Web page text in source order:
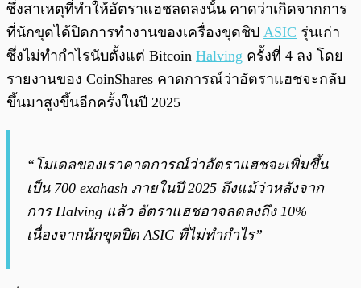
ซึ่งสาเหตุที่ทำให้อัตราแฮชลดลงนั้น คาดว่าเกิดจากการ
ที่นักขุดได้ปิดการทำงานของเครื่องขุดชิป ASIC รุ่นเก่า
ซึ่งไม่ทำกำไรนับตั้งแต่ Bitcoin Halving ครั้งที่ 4 ลง โดย
รายงานของ CoinShares คาดการณ์ว่าอัตราแฮชจะกลับ
ขึ้นมาสูงขึ้นอีกครั้งในปี 2025
“โมเดลของเราคาดการณ์ว่าอัตราแฮชจะเพิ่มขึ้น
เป็น 700 exahash ภายในปี 2025 ถึงแม้ว่าหลังจาก
การ Halving แล้ว อัตราแฮชอาจลดลงถึง 10%
เนื่องจากนักขุดปิด ASIC ที่ไม่ทำกำไร”